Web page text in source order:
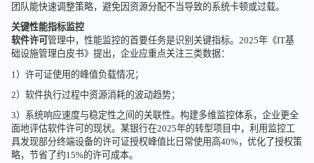
团队能快速调整策略，避免因资源分配不当导致的系统卡顿或过载。
关键性能指标监控
软件许可 管理中，性能监控的首要任务是识别关键指标。2025年《IT基
础设施管理白皮书》提出，企业应重点关注三类数据：
1）许可证使用的峰值负载情况；
2）软件执行过程中资源消耗的波动趋势；
3）系统响应速度与稳定性之间的关联性。构建多维监控体系，企业更全
面地评估软件许可的现状。某银行在2025年的转型项目中，利用监控工
具发现部分终端设备的许可证授权峰值比日常使用高40%，优化了授权策
略，节省了约15%的许可成本。